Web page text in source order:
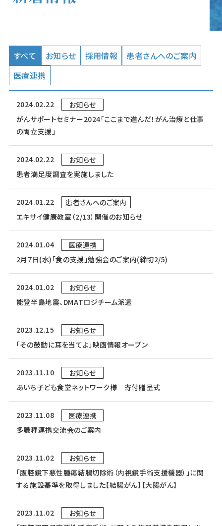
すべて お知らせ 採用情報
患者さんへのご案内
医療連携
2024.02.22
お知らせ
がんサポートセミナー2024「ここまで進んだ！がん治療と仕事
の両立支援」
2024.02.22
お知らせ
患者満足度調査を実施しました
2024.01.22
患者さんへのご案内
エキサイ健康教室（2/13）開催のお知らせ
2024.01.04
医療連携
2月7日(水)「食の支援」勉強会のご案内(締切2/5)
2024.01.02
お知らせ
能登半島地震、DMATロジチーム派遣
2023.12.15
お知らせ
「その鼓動に耳を当てよ」映画情報オープン
2023.11.10
お知らせ
あいち子ども食堂ネットワーク様 寄付贈呈式
2023.11.08
医療連携
多職種連携交流会のご案内
2023.11.02
お知らせ
「腹腔鏡下悪性腫瘍結腸切除術（内視鏡手術支援機器）」に関
する施設基準を取得しました【結腸がん】【大腸がん】
2023.11.02
お知らせ